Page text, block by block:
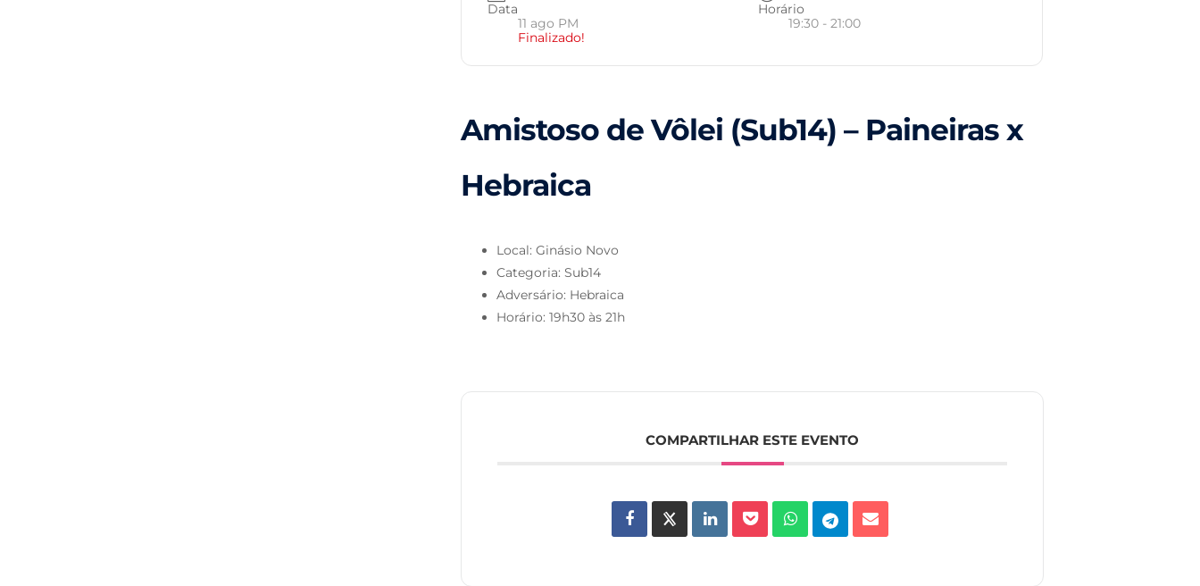
Data
11 ago PM
Finalizado!
Horário
19:30 - 21:00
Amistoso de Vôlei (Sub14) – Paineiras x
Hebraica
Local: Ginásio Novo
Categoria: Sub14
Adversário: Hebraica
Horário: 19h30 às 21h
COMPARTILHAR ESTE EVENTO